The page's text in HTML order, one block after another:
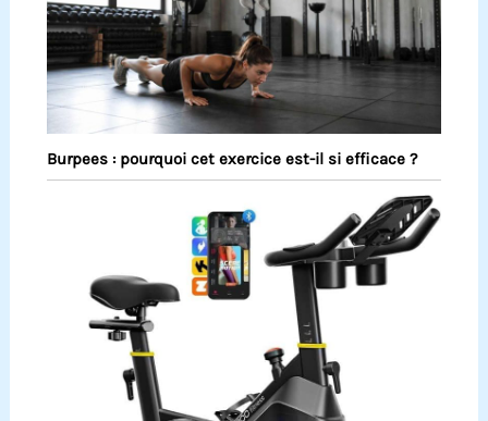
Burpees : pourquoi cet exercice est-il si efficace ?